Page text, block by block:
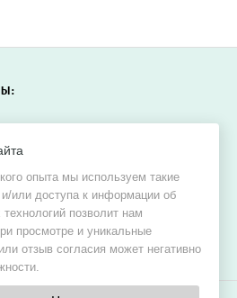
опыта мы используем такие
или доступа к информации об
позволит нам
просмотре и уникальные
отзыв согласия может негативно